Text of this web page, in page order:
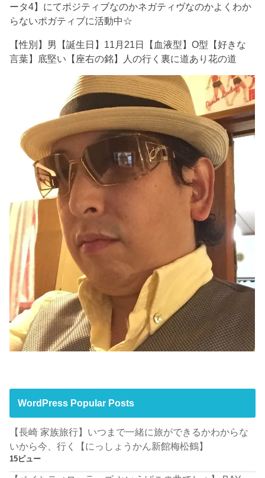
ータ4】にてポジティブなのかネガティヴなのかよくわか
らないポガティブに活動中☆
【性別】男【誕生日】11月21日【血液型】O型【好きな
言葉】底堅い【座右の銘】人の行く裏に道あり花の道
WordPress Popular Posts
【長崎 家族旅行】いつまで一緒に旅ができるかわからな
いから今、行く【にっしょうかん新館梅松鶴】
15ビュー